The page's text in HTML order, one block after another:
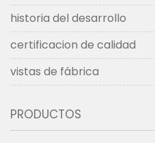
historia del desarrollo
certificacion de calidad
vistas de fábrica
PRODUCTOS